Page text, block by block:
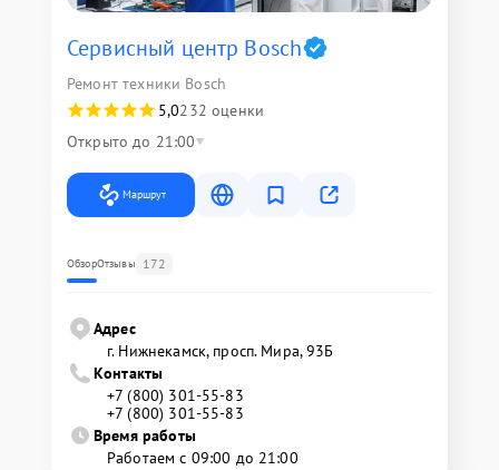
Сервисный центр Bosch
Ремонт техники Bosch
5,0232 оценки
Открыто до 21:00
Маршрут
ОбзорОтзывы 172
Адрес
г. Нижнекамск, просп. Мира, 93Б
Контакты
+7 (800) 301-55-83
+7 (800) 301-55-83
Время работы
Работаем с 09:00 до 21:00